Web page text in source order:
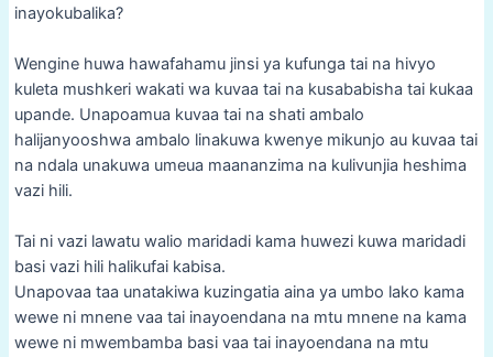
inayokubalika?
Wengine huwa hawafahamu jinsi ya kufunga tai na hivyo
kuleta mushkeri wakati wa kuvaa tai na kusababisha tai kukaa
upande. Unapoamua kuvaa tai na shati ambalo
halijanyooshwa ambalo linakuwa kwenye mikunjo au kuvaa tai
na ndala unakuwa umeua maananzima na kulivunjia heshima
vazi hili.
Tai ni vazi lawatu walio maridadi kama huwezi kuwa maridadi
basi vazi hili halikufai kabisa.
Unapovaa taa unatakiwa kuzingatia aina ya umbo lako kama
wewe ni mnene vaa tai inayoendana na mtu mnene na kama
wewe ni mwembamba basi vaa tai inayoendana na mtu